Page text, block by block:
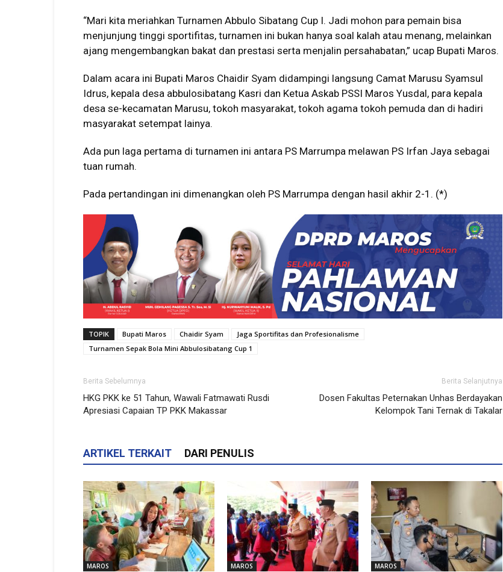
“Mari kita meriahkan Turnamen Abbulo Sibatang Cup I. Jadi mohon para pemain bisa
menjunjung tinggi sportifitas, turnamen ini bukan hanya soal kalah atau menang, melainkan
ajang mengembangkan bakat dan prestasi serta menjalin persahabatan,” ucap Bupati Maros.
Dalam acara ini Bupati Maros Chaidir Syam didampingi langsung Camat Marusu Syamsul
Idrus, kepala desa abbulosibatang Kasri dan Ketua Askab PSSI Maros Yusdal, para kepala
desa se-kecamatan Marusu, tokoh masyarakat, tokoh agama tokoh pemuda dan di hadiri
masyarakat setempat lainya.
Ada pun laga pertama di turnamen ini antara PS Marrumpa melawan PS Irfan Jaya sebagai
tuan rumah.
Pada pertandingan ini dimenangkan oleh PS Marrumpa dengan hasil akhir 2-1. (*)
TOPIK Bupati Maros Chaidir Syam
Jaga Sportifitas dan Profesionalisme
Turnamen Sepak Bola Mini Abbulosibatang Cup 1
Berita Sebelumnya
HKG PKK ke 51 Tahun, Wawali Fatmawati Rusdi
Apresiasi Capaian TP PKK Makassar
Berita Selanjutnya
Dosen Fakultas Peternakan Unhas Berdayakan
Kelompok Tani Ternak di Takalar
ARTIKEL TERKAIT DARI PENULIS
MAROS MAROS MAROS